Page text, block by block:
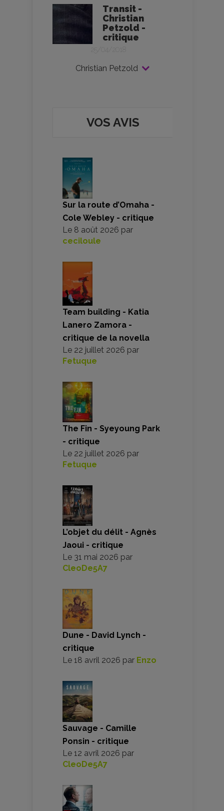
Transit -
Christian
Petzold -
critique
25/04/2018
Christian Petzold
VOS AVIS
Sur la route d’Omaha -
Cole Webley - critique
Le 8 août 2026 par
ceciloule
Team building - Katia
Lanero Zamora -
critique de la novella
Le 22 juillet 2026 par
Fetuque
The Fin - Syeyoung Park
- critique
Le 22 juillet 2026 par
Fetuque
L’objet du délit - Agnès
Jaoui - critique
Le 31 mai 2026 par
CleoDe5A7
Dune - David Lynch -
critique
Le 18 avril 2026 par Enzo
Sauvage - Camille
Ponsin - critique
Le 12 avril 2026 par
CleoDe5A7